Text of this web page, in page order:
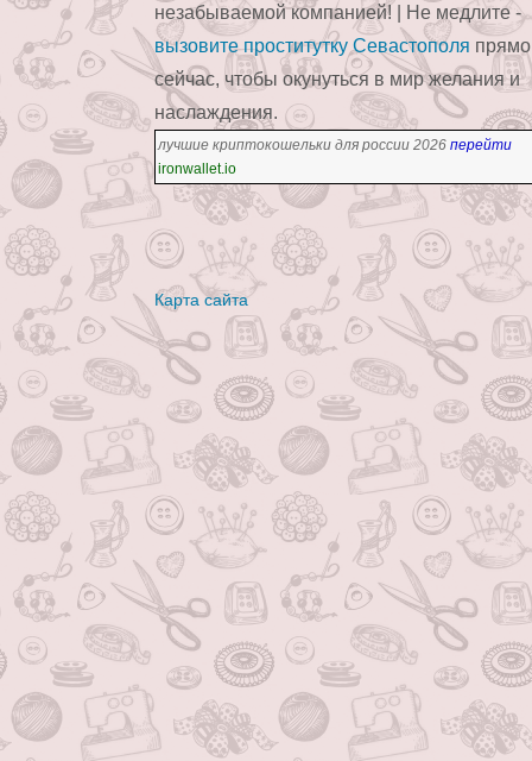
незабываемой компанией! | Не медлите -
вызовите проститутку Севастополя прямо
сейчас, чтобы окунуться в мир желания и
наслаждения.
лучшие криптокошельки для россии 2026 перейти
ironwallet.io
Карта сайта